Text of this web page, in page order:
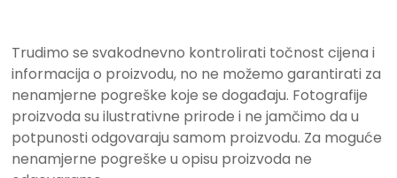
Trudimo se svakodnevno kontrolirati točnost cijena i
informacija o proizvodu, no ne možemo garantirati za
nenamjerne pogreške koje se događaju. Fotografije
proizvoda su ilustrativne prirode i ne jamčimo da u
potpunosti odgovaraju samom proizvodu. Za moguće
nenamjerne pogreške u opisu proizvoda ne